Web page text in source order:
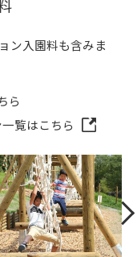
ン入園料も含みま
ら
覧はこちら